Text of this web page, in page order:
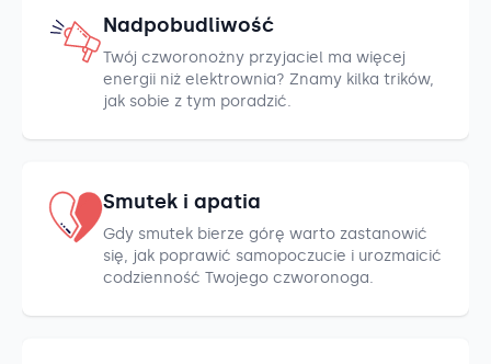
Nadpobudliwość
Twój czworonożny przyjaciel ma więcej
energii niż elektrownia? Znamy kilka trików,
jak sobie z tym poradzić.
Smutek i apatia
Gdy smutek bierze górę warto zastanowić
się, jak poprawić samopoczucie i urozmaicić
codzienność Twojego czworonoga.